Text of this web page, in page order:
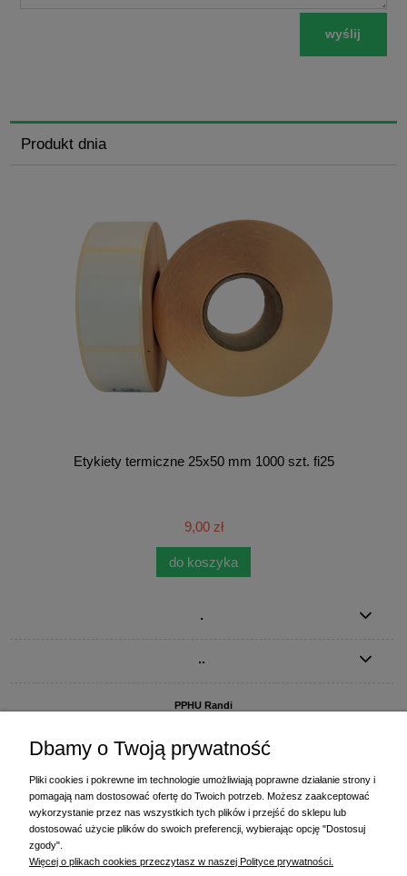
wyślij
Produkt dnia
Etykiety termiczne 25x50 mm 1000 szt. fi25
9,00 zł
do koszyka
.
..
PPHU Randi
ul. Starogardzka 77 (wjazd od ul. Plażowej)
- centrala
Dbamy o Twoją prywatność
Pliki cookies i pokrewne im technologie umożliwiają poprawne działanie strony i
pomagają nam dostosować ofertę do Twoich potrzeb. Możesz zaakceptować
wykorzystanie przez nas wszystkich tych plików i przejść do sklepu lub
dostosować użycie plików do swoich preferencji, wybierając opcję "Dostosuj
zgody".
Więcej o plikach cookies przeczytasz w naszej Polityce prywatności.